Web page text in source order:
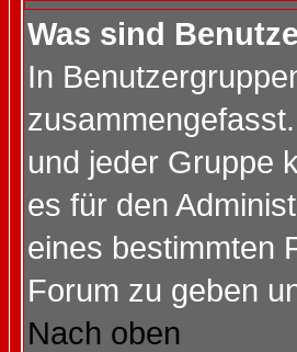
Was sind
In
und jeder Gruppe
es für den
eines bestimmten
Forum zu geben
Nach oben